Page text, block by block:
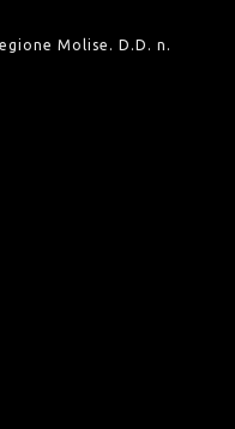
Molise. D.D. n.